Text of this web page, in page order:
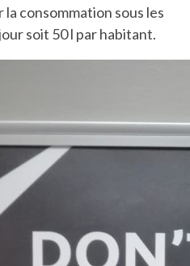
consommation sous les
soit 50 l par habitant.